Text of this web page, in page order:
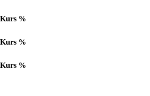
Kurs %
Kurs %
Kurs %